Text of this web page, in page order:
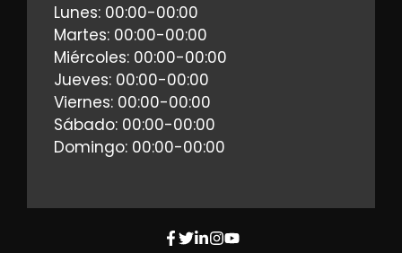
Lunes: 00:00-00:00
Martes: 00:00-00:00
Miércoles: 00:00-00:00
Jueves: 00:00-00:00
Viernes: 00:00-00:00
Sábado: 00:00-00:00
Domingo: 00:00-00:00